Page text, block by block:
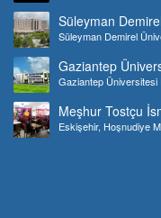
Süleyman
Süleyman Demirel
Gaziantep
Gaziantep
Meşhur Tostçu
Eskişehir, Hoşnudiye